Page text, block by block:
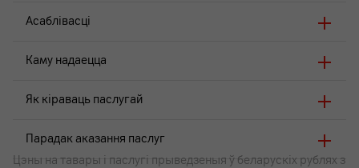
Асаблівасці
Каму надаецца
Як кіраваць паслугай
Парадак аказання паслуг
Цэны на тавары i паслугі прыведзеныя ў беларускіх рублях з